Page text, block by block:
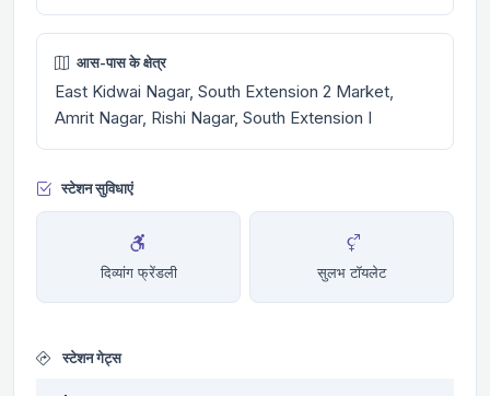
आस-पास के क्षेत्र
East Kidwai Nagar, South Extension 2 Market,
Amrit Nagar, Rishi Nagar, South Extension I
स्टेशन सुविधाएं
दिव्यांग फ्रेंडली सुलभ टॉयलेट
स्टेशन गेट्स